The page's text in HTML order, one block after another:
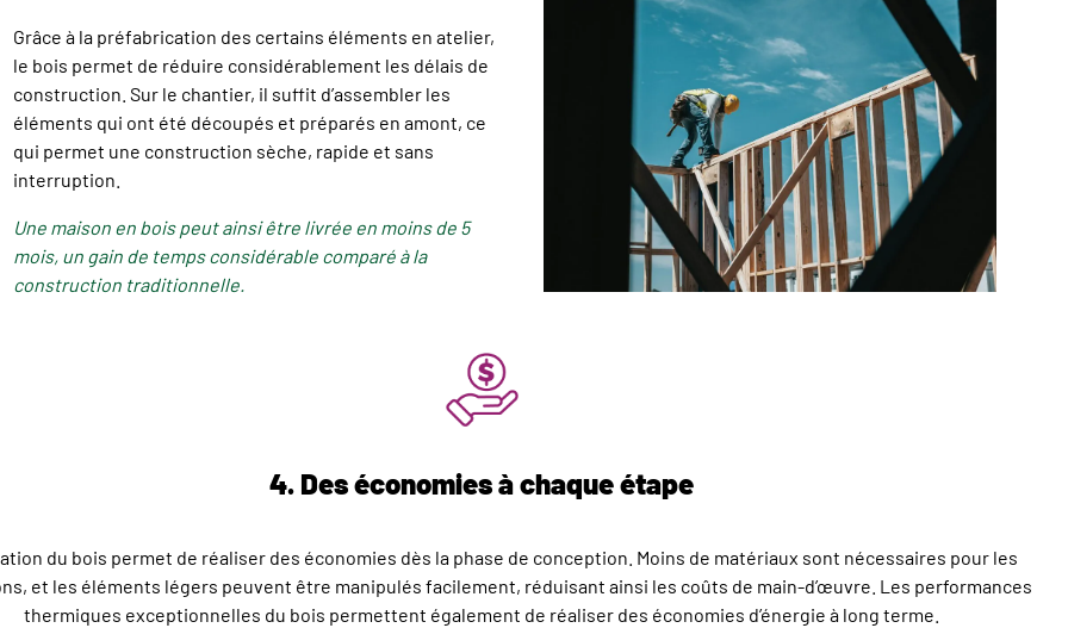
Grâce à la préfabrication des certains éléments en atelier,
le bois permet de réduire considérablement les délais de
construction. Sur le chantier, il suffit d’assembler les
éléments qui ont été découpés et préparés en amont, ce
qui permet une construction sèche, rapide et sans
interruption.
Une maison en bois peut ainsi être livrée en moins de 5
mois, un gain de temps considérable comparé à la
construction traditionnelle.
4. Des économies à chaque étape
du bois permet de réaliser des économies dès la phase de conception. Moins de matériaux sont nécessaires pour les
et les éléments légers peuvent être manipulés facilement, réduisant ainsi les coûts de main-d’œuvre. Les performances
thermiques exceptionnelles du bois permettent également de réaliser des économies d’énergie à long terme.